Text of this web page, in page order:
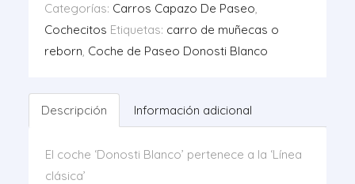
Bolso
Categorías: Carros Capazo De Paseo,
Cochecitos Etiquetas: carro de muñecas o
reborn, Coche de Paseo Donosti Blanco
Descripción Información adicional
El coche ‘Donosti Blanco’ pertenece a la ‘Línea
clásica’